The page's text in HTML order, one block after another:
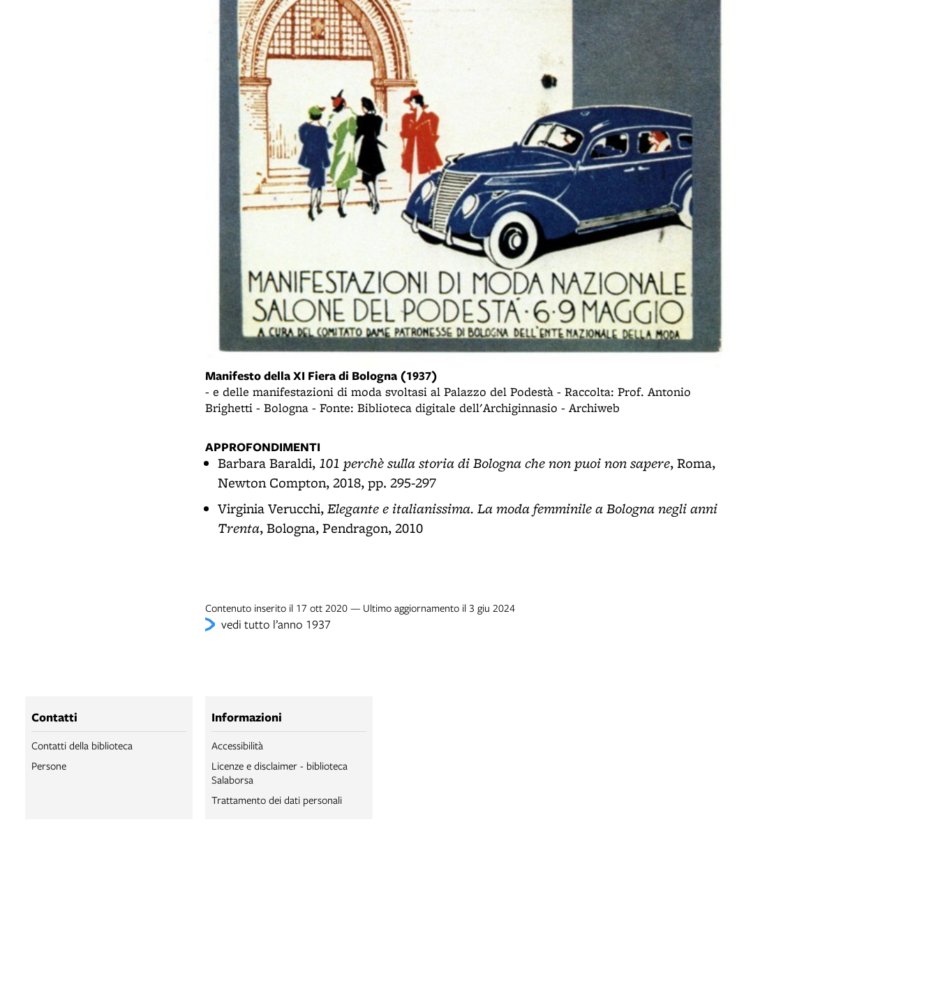
Manifesto della XI Fiera di Bologna (1937)
- e delle manifestazioni di moda svoltasi al Palazzo del Podestà - Raccolta: Prof. Antonio
Brighetti - Bologna - Fonte: Biblioteca digitale dell'Archiginnasio - Archiweb
APPROFONDIMENTI
Barbara Baraldi, 101 perchè sulla storia di Bologna che non puoi non sapere, Roma,
Newton Compton, 2018, pp. 295-297
Virginia Verucchi,Elegante e italianissima. La moda femminile a Bologna negli anni
Trenta, Bologna, Pendragon, 2010
Contenuto inserito il 17 ott 2020 — Ultimo aggiornamento il 3 giu 2024
vedi tutto l’anno 1937
Contatti
Contatti della biblioteca
Persone
Informazioni
Accessibilità
Licenze e disclaimer - biblioteca
Salaborsa
Trattamento dei dati personali